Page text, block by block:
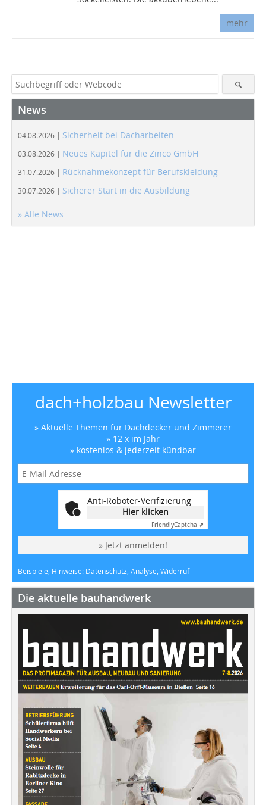
mehr
News
04.08.2026 | Sicherheit bei Dacharbeiten
03.08.2026 | Neues Kapitel für die Zinco GmbH
31.07.2026 | Rücknahmekonzept für Berufskleidung
30.07.2026 | Sicherer Start in die Ausbildung
» Alle News
dach+holzbau Newsletter
» Aktuelle Themen für Dachdecker und Zimmerer
» 12 x im Jahr
» kostenlos & jederzeit kündbar
Anti-Roboter-Verifizierung
Hier klicken
FriendlyCaptcha ⇗
» Jetzt anmelden!
Beispiele, Hinweise: Datenschutz, Analyse, Widerruf
Die aktuelle bauhandwerk